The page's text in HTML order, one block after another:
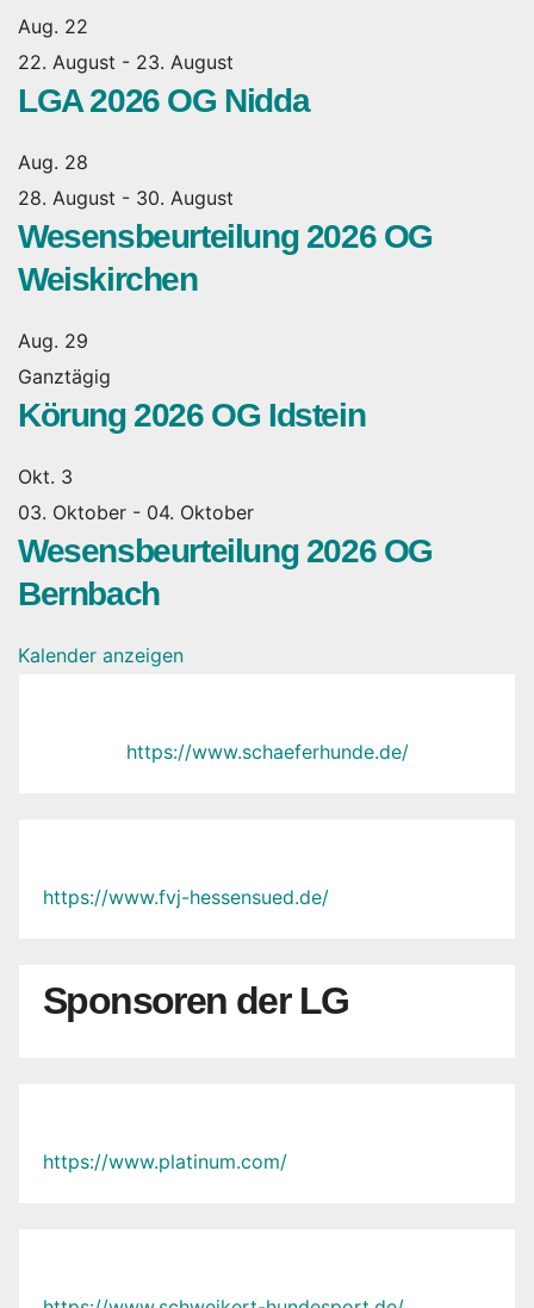
Aug. 22
22. August - 23. August
LGA 2026 OG Nidda
Aug. 28
28. August - 30. August
Wesensbeurteilung 2026 OG
Weiskirchen
Aug. 29
Ganztägig
Körung 2026 OG Idstein
Okt. 3
03. Oktober - 04. Oktober
Wesensbeurteilung 2026 OG
Bernbach
Kalender anzeigen
https://www.schaeferhunde.de/
https://www.fvj-hessensued.de/
Sponsoren der LG
https://www.platinum.com/